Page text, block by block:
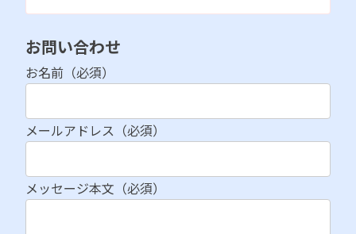
お問い合わせ
お名前（必須）
メールアドレス（必須）
メッセージ本文（必須）